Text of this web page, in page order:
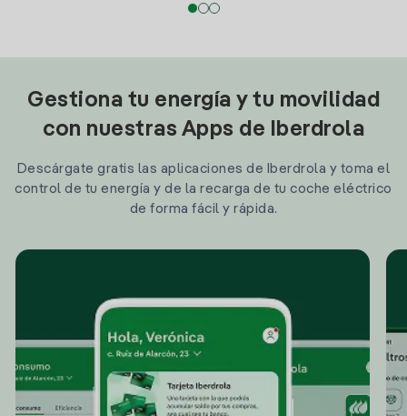
Gestiona tu energía y tu movilidad
con nuestras Apps de Iberdrola
Descárgate gratis las aplicaciones de Iberdrola y toma el
control de tu energía y de la recarga de tu coche eléctrico
de forma fácil y rápida.